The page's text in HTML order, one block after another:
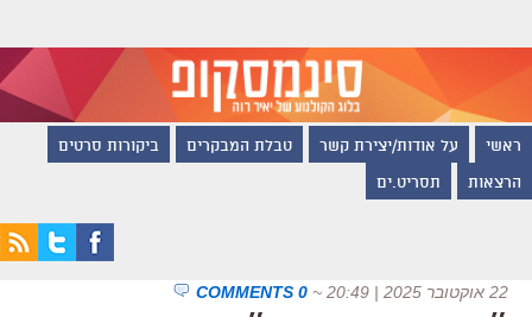
ראשי על אודות/יצירת קשר טבלת המבקרים ביקורות סרטים
הרצאות תסריט.ים
22 אוקטובר 2025 | 20:49 ~
0 COMMENTS